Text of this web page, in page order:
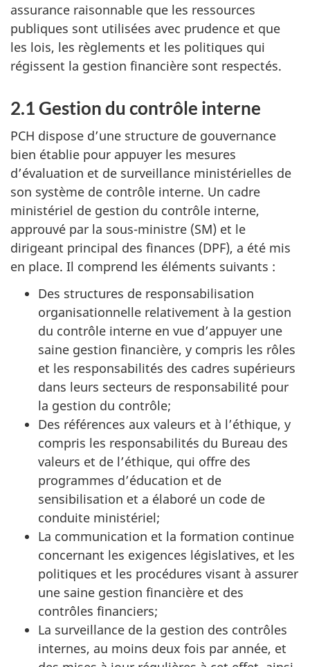
assurance raisonnable que les ressources
publiques sont utilisées avec prudence et que
les lois, les règlements et les politiques qui
régissent la gestion financière sont respectés.
2.1 Gestion du contrôle interne
PCH dispose d’une structure de gouvernance
bien établie pour appuyer les mesures
d’évaluation et de surveillance ministérielles de
son système de contrôle interne. Un cadre
ministériel de gestion du contrôle interne,
approuvé par la sous-ministre (SM) et le
dirigeant principal des finances (DPF), a été mis
en place. Il comprend les éléments suivants :
Des structures de responsabilisation
organisationnelle relativement à la gestion
du contrôle interne en vue d’appuyer une
saine gestion financière, y compris les rôles
et les responsabilités des cadres supérieurs
dans leurs secteurs de responsabilité pour
la gestion du contrôle;
Des références aux valeurs et à l’éthique, y
compris les responsabilités du Bureau des
valeurs et de l’éthique, qui offre des
programmes d’éducation et de
sensibilisation et a élaboré un code de
conduite ministériel;
La communication et la formation continue
concernant les exigences législatives, et les
politiques et les procédures visant à assurer
une saine gestion financière et des
contrôles financiers;
La surveillance de la gestion des contrôles
internes, au moins deux fois par année, et